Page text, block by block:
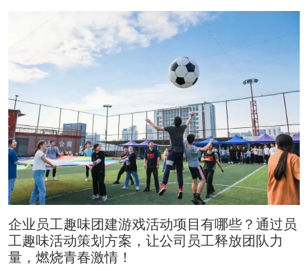
企业员工趣味团建游戏活动项目有哪些？通过员
工趣味活动策划方案，让公司员工释放团队力
量，燃烧青春激情！